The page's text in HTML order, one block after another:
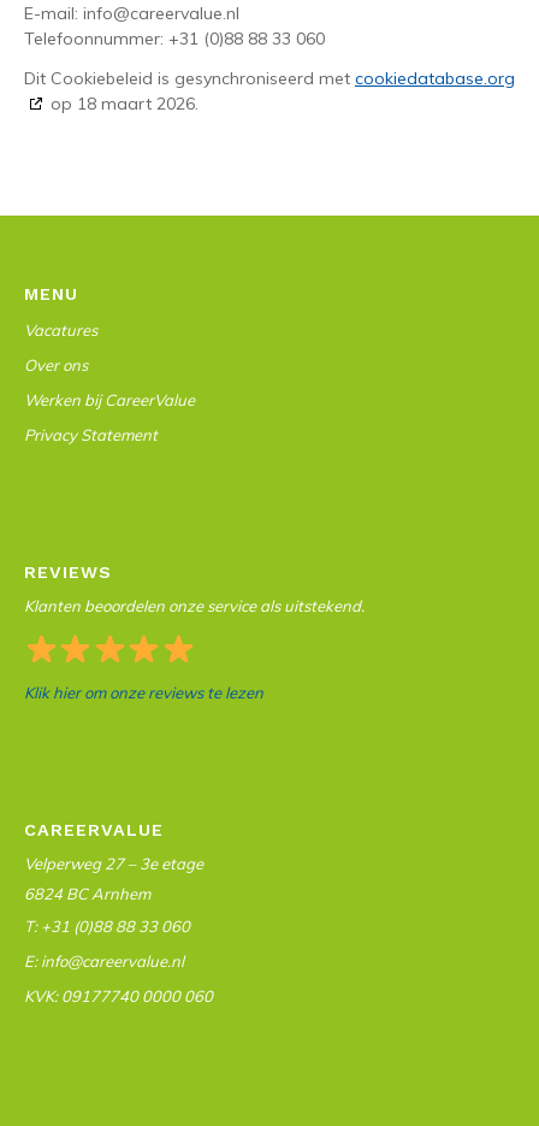
E-mail: info@careervalue.nl
Telefoonnummer: +31 (0)88 88 33 060
Dit Cookiebeleid is gesynchroniseerd met cookiedatabase.org
op 18 maart 2026.
MENU
Vacatures
Over ons
Werken bij CareerValue
Privacy Statement
REVIEWS
Klanten beoordelen onze service als uitstekend.
Klik hier om onze reviews te lezen
CAREERVALUE
Velperweg 27 – 3e etage
6824 BC Arnhem
T: +31 (0)88 88 33 060
E: info@careervalue.nl
KVK: 09177740 0000 060